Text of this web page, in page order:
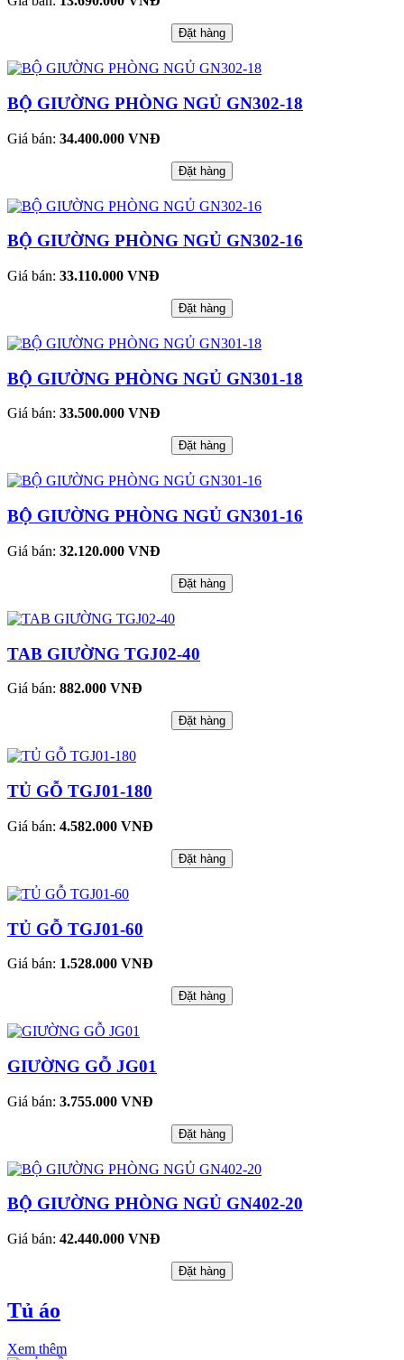
Đặt hàng
BỘ GIƯỜNG PHÒNG NGỦ GN302-18
Giá bán: 34.400.000 VNĐ
Đặt hàng
BỘ GIƯỜNG PHÒNG NGỦ GN302-16
Giá bán: 33.110.000 VNĐ
Đặt hàng
BỘ GIƯỜNG PHÒNG NGỦ GN301-18
Giá bán: 33.500.000 VNĐ
Đặt hàng
BỘ GIƯỜNG PHÒNG NGỦ GN301-16
Giá bán: 32.120.000 VNĐ
Đặt hàng
TAB GIƯỜNG TGJ02-40
Giá bán: 882.000 VNĐ
Đặt hàng
TỦ GỖ TGJ01-180
Giá bán: 4.582.000 VNĐ
Đặt hàng
TỦ GỖ TGJ01-60
Giá bán: 1.528.000 VNĐ
Đặt hàng
GIƯỜNG GỖ JG01
Giá bán: 3.755.000 VNĐ
Đặt hàng
BỘ GIƯỜNG PHÒNG NGỦ GN402-20
Giá bán: 42.440.000 VNĐ
Đặt hàng
Tủ áo
Xem thêm